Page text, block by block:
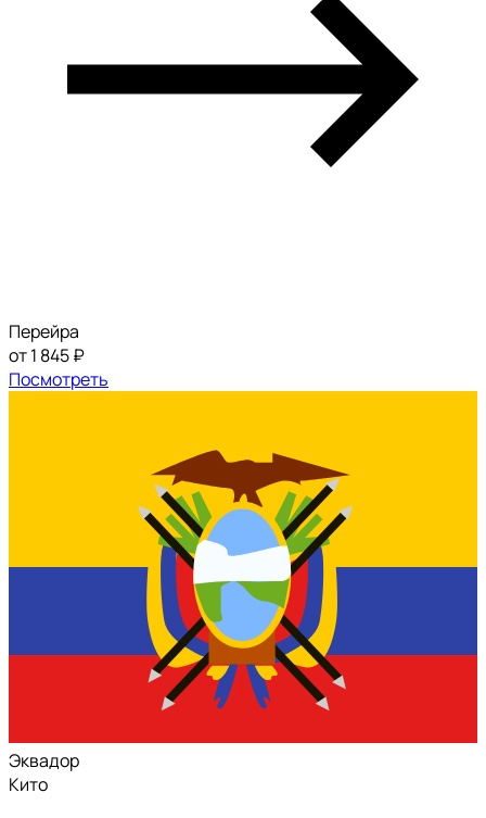
Перейра
от 1 845 ₽
Посмотреть
Эквадор
Кито